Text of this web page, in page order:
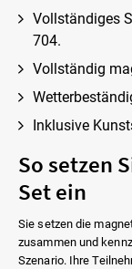
Vollständiges
704.
Vollständig
Inklusive
So setzen
Set ein
Sie setzen die
zusammen und
Szenario. Ihre